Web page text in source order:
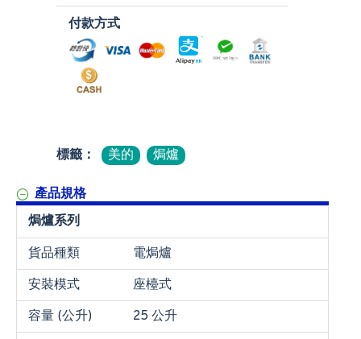
付款方式
標籤： 美的 焗爐
產品規格
焗爐系列
貨品種類
電焗爐
安裝模式
座檯式
容量 (公升)
25 公升